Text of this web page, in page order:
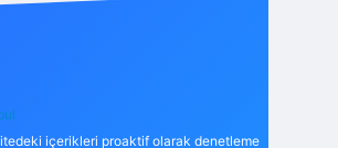
içerikleri proaktif olarak denetleme